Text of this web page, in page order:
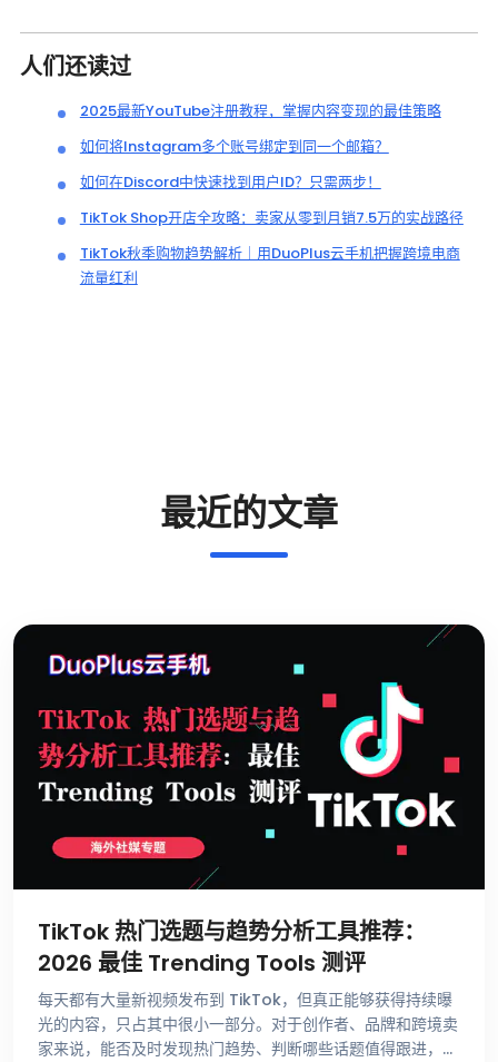
人们还读过
2025最新YouTube注册教程，掌握内容变现的最佳策略
如何将Instagram多个账号绑定到同一个邮箱？
如何在Discord中快速找到用户ID？只需两步！
TikTok Shop开店全攻略：卖家从零到月销7.5万的实战路径
TikTok秋季购物趋势解析｜用DuoPlus云手机把握跨境电商
流量红利
最近的文章
TikTok 热门选题与趋势分析工具推荐：
2026 最佳 Trending Tools 测评
每天都有大量新视频发布到 TikTok，但真正能够获得持续曝
光的内容，只占其中很小一部分。对于创作者、品牌和跨境卖
家来说，能否及时发现热门趋势、判断哪些话题值得跟进，比